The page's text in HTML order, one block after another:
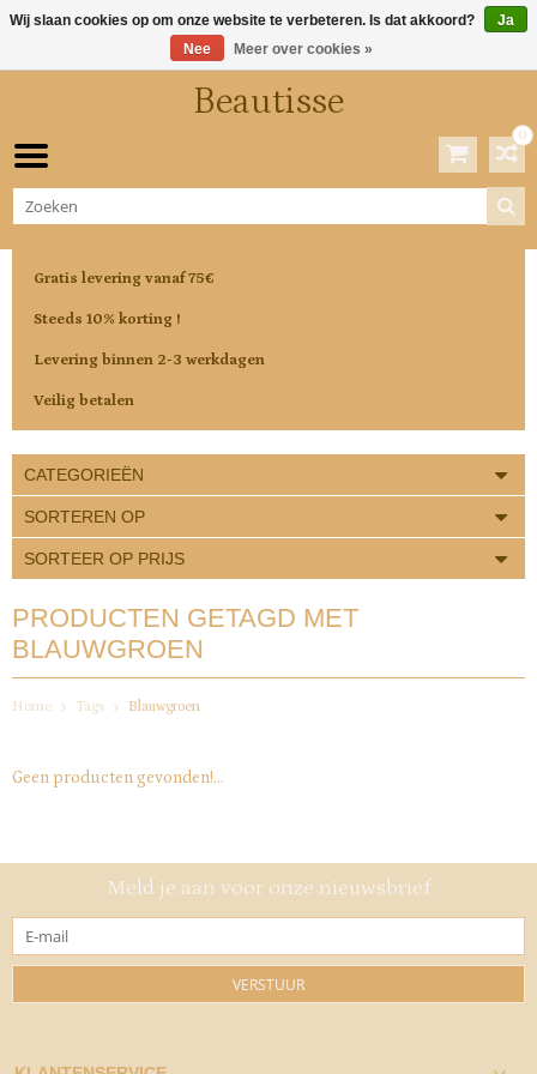
Beautisse
0
Gratis levering vanaf 75€
Steeds 10% korting !
Levering binnen 2-3 werkdagen
Veilig betalen
CATEGORIEËN
SORTEREN OP
SORTEER OP PRIJS
PRODUCTEN GETAGD MET
BLAUWGROEN
Home Tags Blauwgroen
Geen producten gevonden!...
Meld je aan voor onze nieuwsbrief
VERSTUUR
Wij slaan cookies op om onze website te verbeteren. Is dat akkoord?
Ja
Nee
Meer over cookies »